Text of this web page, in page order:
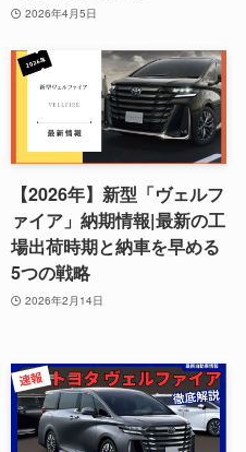
2026年4月5日
【2026年】新型「ヴェルフ
ァイア」納期情報|最新の工
場出荷時期と納車を早める
5つの戦略
2026年2月14日